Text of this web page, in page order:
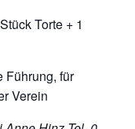
Torte + 1
Führung, für
Verein